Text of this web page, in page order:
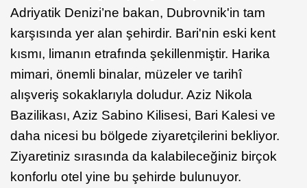
Adriyatik Denizi’ne bakan, Dubrovnik'in tam
karşısında yer alan şehirdir. Bari'nin eski kent
kısmı, limanın etrafında şekillenmiştir. Harika
mimari, önemli binalar, müzeler ve tarihî
alışveriş sokaklarıyla doludur. Aziz Nikola
Bazilikası, Aziz Sabino Kilisesi, Bari Kalesi ve
daha nicesi bu bölgede ziyaretçilerini bekliyor.
Ziyaretiniz sırasında da kalabileceğiniz birçok
konforlu otel yine bu şehirde bulunuyor.